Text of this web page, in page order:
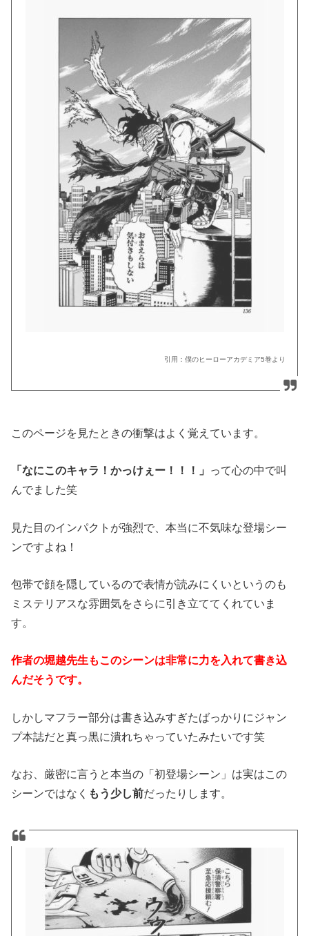
引用：僕のヒーローアカデミア5巻より
このページを見たときの衝撃はよく覚えています。
「なにこのキャラ！かっけぇー！！！」 って心の中で叫
んでました笑
見た目のインパクトが強烈で、本当に不気味な登場シー
ンですよね！
包帯で顔を隠しているので表情が読みにくいというのも
ミステリアスな雰囲気をさらに引き立ててくれていま
す。
作者の堀越先生もこのシーンは非常に力を入れて書き込
んだそうです。
しかしマフラー部分は書き込みすぎたばっかりにジャン
プ本誌だと真っ黒に潰れちゃっていたみたいです笑
なお、厳密に言うと本当の「初登場シーン」は実はこの
シーンではなく もう少し前だったりします。